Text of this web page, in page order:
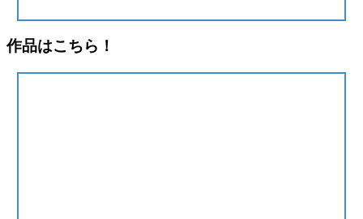
作品はこちら！